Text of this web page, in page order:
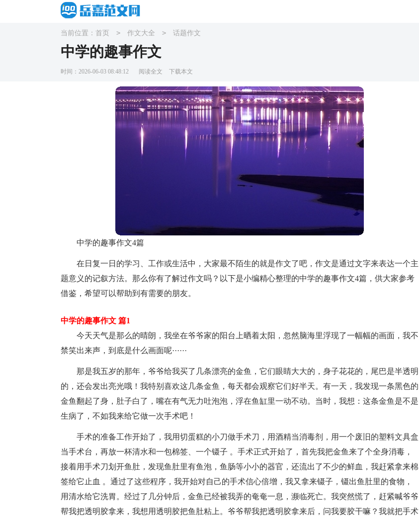
当前位置： 首页 > 作文大全 > 话题作文
中学的趣事作文
时间：2026-06-03 08:48:12 阅读全文 下载本文
中学的趣事作文4篇
在日复一日的学习、工作或生活中，大家最不陌生的就是作文了吧，作文是通过文字来表达一个主
题意义的记叙方法。那么你有了解过作文吗？以下是小编精心整理的中学的趣事作文4篇，供大家参考
借鉴，希望可以帮助到有需要的朋友。
中学的趣事作文 篇1
今天天气是那么的晴朗，我坐在爷爷家的阳台上晒着太阳，忽然脑海里浮现了一幅幅的画面，我不
禁笑出来声，到底是什么画面呢······
那是我五岁的那年，爷爷给我买了几条漂亮的金鱼，它们眼睛大大的，身子花花的，尾巴是半透明
的，还会发出亮光哦！我特别喜欢这几条金鱼，每天都会观察它们好半天。有一天，我发现一条黑色的
金鱼翻起了身，肚子白了，嘴在有气无力吐泡泡，浮在鱼缸里一动不动。当时，我想：这条金鱼是不是
生病了，不如我来给它做一次手术吧！
手术的准备工作开始了，我用切蛋糕的小刀做手术刀，用酒精当消毒剂，用一个废旧的塑料文具盒
当手术台，再放一杯清水和一包棉签、一个镊子 。手术正式开始了，首先我把金鱼来了个全身消毒，
接着用手术刀划开鱼肚，发现鱼肚里有鱼泡，鱼肠等小小的器官，还流出了不少的鲜血，我赶紧拿来棉
签给它止血 。通过了这些程序，我开始对自己的手术信心倍增，我又拿来镊子，镊出鱼肚里的食物，
用清水给它洗胃。经过了几分钟后，金鱼已经被我弄的奄奄一息，濒临死亡。我突然慌了，赶紧喊爷爷
帮我把透明胶拿来，我想用透明胶把鱼肚粘上。爷爷帮我把透明胶拿来后，问我要胶干嘛？我就把手术